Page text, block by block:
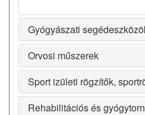
Gyógyászati
Orvosi műszerek
Sport izületi rögzítők,
Rehabilitációs és